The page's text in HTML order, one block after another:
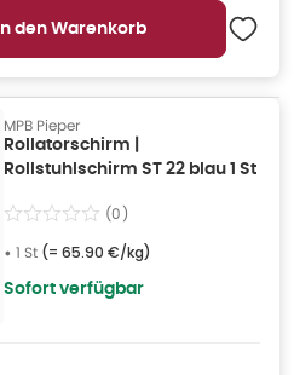
In den Warenkorb
MPB Pieper
Rollatorschirm |
Rollstuhlschirm ST 22 blau 1 St
(0)
• 1 St (= 65.90 €/kg)
Sofort verfügbar